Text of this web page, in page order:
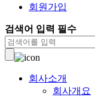
회원가입
검색어 입력 필수
회사소개
회사개요